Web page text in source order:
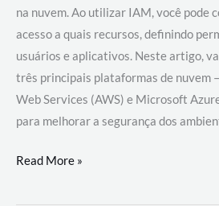
na nuvem. Ao utilizar IAM, você pode
acesso a quais recursos, definindo
usuários e aplicativos. Neste artigo,
três principais plataformas de nuvem
Web Services (AWS) e Microsoft
para melhorar a segurança dos
Gerenciamento
Read More »